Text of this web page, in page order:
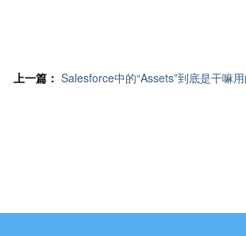
上一篇： Salesforce中的“Assets”到底是干嘛